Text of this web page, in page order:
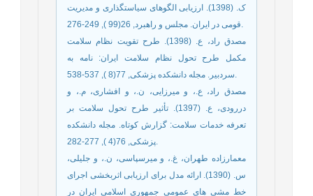
ک. (1398). ارزیابی الگوهای سیاستگذاری و مدیریت
مصدق راد، ع. (1398). طرح تقویت نظام سلامت
مکمل طرح تحول نظام سلامت ایران: نامه به
مصدق راد، ع.، و میرزایی، ن.، و افشاری، م.، و
دررودی، ع. (1397). تأثیر طرح تحول سلامت بر
تعرفه خدمات سلامت: گزارش کوتاه. مجله دانشکده
معمارزاده طهران، غ.، و میرسپاسی، ن.، و جلیلی،
س. (1390). ارائه مدل برای ارزیابی اثربخشی اجرای
خط مشی های عمومی جمهوری اسلامی ایران در